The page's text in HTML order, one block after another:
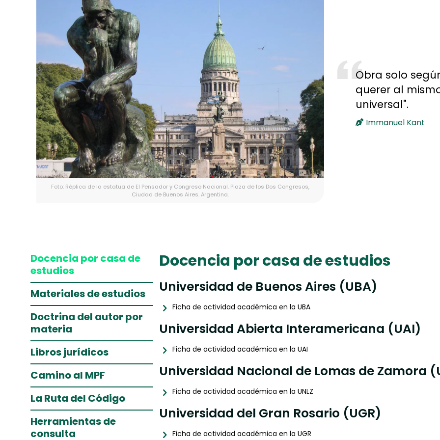
Foto: Réplica de la estatua de El Pensador y Congreso Nacional. Plaza de los Dos Congresos,
Ciudad de Buenos Aires. Argentina.
Obra solo
querer al
universal".
Immanuel Kant
Docencia por casa de
estudios
Materiales de estudios
Doctrina del autor por
materia
Libros jurídicos
Camino al MPF
La Ruta del Código
Herramientas de
consulta
Docencia por casa de estudios
Universidad de Buenos Aires (UBA)
Ficha de actividad académica en la UBA
Universidad Abierta Interamericana (UAI)
Ficha de actividad académica en la UAI
Universidad Nacional de Lomas de Zamora
Ficha de actividad académica en la UNLZ
Universidad del Gran Rosario (UGR)
Ficha de actividad académica en la UGR